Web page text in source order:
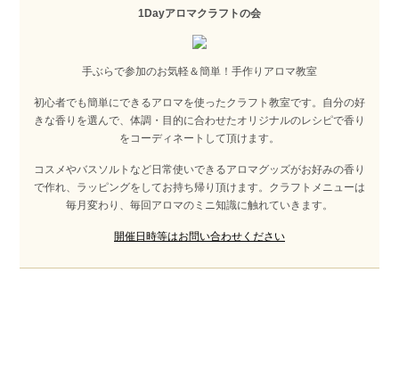
1Dayアロマクラフトの会
手ぶらで参加のお気軽＆簡単！手作りアロマ教室
初心者でも簡単にできるアロマを使ったクラフト教室です。自分の好
きな香りを選んで、体調・目的に合わせたオリジナルのレシピで香り
をコーディネートして頂けます。
コスメやバスソルトなど日常使いできるアロマグッズがお好みの香り
で作れ、ラッピングをしてお持ち帰り頂けます。クラフトメニューは
毎月変わり、毎回アロマのミニ知識に触れていきます。
開催日時等はお問い合わせください